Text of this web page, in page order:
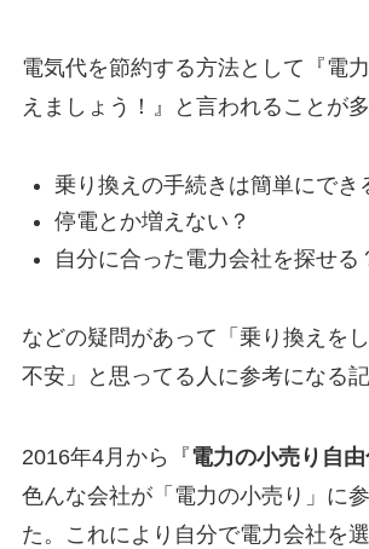
電気代を節約する方法として『電
えましょう！』と言われることが多
乗り換えの手続きは簡単にでき
停電とか増えない？
自分に合った電力会社を探せる
などの疑問があって「乗り換えを
不安」と思ってる人に参考になる記
2016年4月から『電力の小売り自
色んな会社が「電力の小売り」に
た。これにより自分で電力会社を